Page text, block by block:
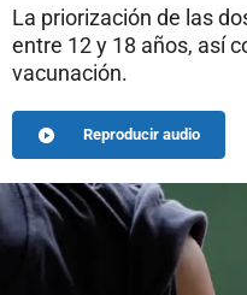
La priorización de las
entre 12 y 18 años, así
vacunación.
Reproducir audio